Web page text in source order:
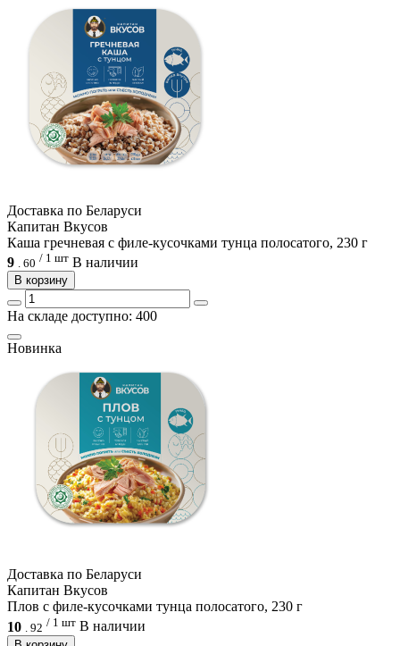
Доcтавка по Беларуси
Капитан Вкусов
Каша гречневая с филе-кусочками тунца полосатого, 230 г
9 . 60 / 1 шт В наличии
В корзину
На складе доступно: 400
Новинка
Доcтавка по Беларуси
Капитан Вкусов
Плов с филе-кусочками тунца полосатого, 230 г
10
92 / 1 шт В наличии